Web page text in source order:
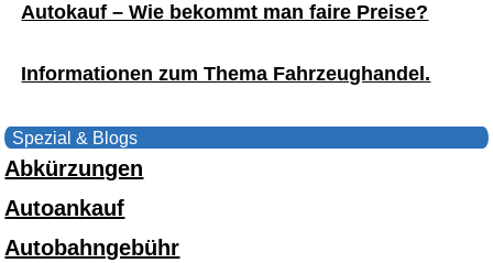
Autokauf – Wie bekommt man faire Preise?
Informationen zum Thema Fahrzeughandel.
Spezial & Blogs
Abkürzungen
Autoankauf
Autobahngebühr